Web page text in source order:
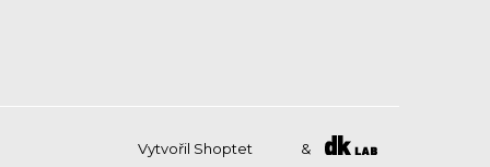
Vytvořil Shoptet &